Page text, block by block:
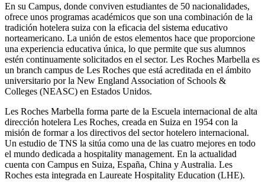
En su Campus, donde conviven estudiantes de 50 nacionalidades,
ofrece unos programas académicos que son una combinación de la
tradición hotelera suiza con la eficacia del sistema educativo
norteamericano. La unión de estos elementos hace que proporcione
una experiencia educativa única, lo que permite que sus alumnos
estén continuamente solicitados en el sector. Les Roches Marbella es
un branch campus de Les Roches que está acreditada en el ámbito
universitario por la New England Association of Schools &
Colleges (NEASC) en Estados Unidos.
Les Roches Marbella forma parte de la Escuela internacional de alta
dirección hotelera Les Roches, creada en Suiza en 1954 con la
misión de formar a los directivos del sector hotelero internacional.
Un estudio de TNS la sitúa como una de las cuatro mejores en todo
el mundo dedicada a hospitality management. En la actualidad
cuenta con Campus en Suiza, España, China y Australia. Les
Roches esta integrada en Laureate Hospitality Education (LHE).